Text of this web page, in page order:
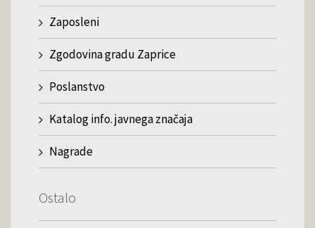
Zaposleni
Zgodovina gradu Zaprice
Poslanstvo
Katalog info. javnega značaja
Nagrade
Ostalo